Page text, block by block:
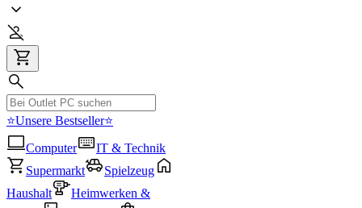
⭐Unsere Bestseller⭐
Computer
IT & Technik
Supermarkt
Spielzeug
Haushalt
Heimwerken &